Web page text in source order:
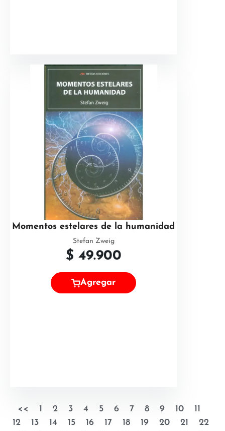
Momentos estelares de la humanidad
Stefan Zweig
$ 49.900
Agregar
<< 1 2 3 4 5 6 7 8 9 10
11
12
13 14 15 16 17 18 19 20 21
22